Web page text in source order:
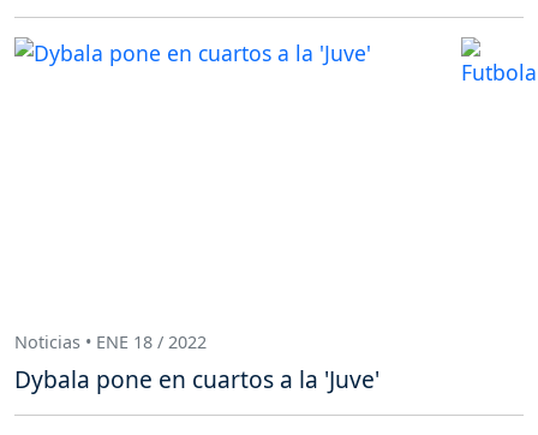
Noticias • ENE 18 / 2022
Dybala pone en cuartos a la 'Juve'